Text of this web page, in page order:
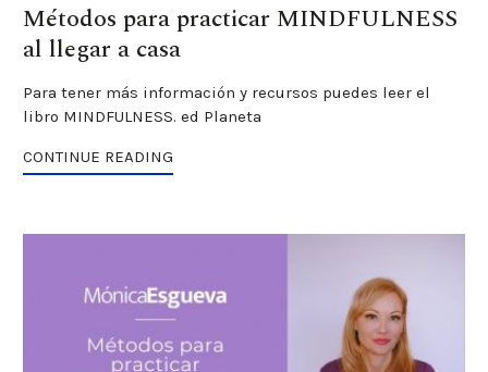
Métodos para practicar MINDFULNESS
al llegar a casa
Para tener más información y recursos puedes leer el
libro MINDFULNESS. ed Planeta
CONTINUE READING